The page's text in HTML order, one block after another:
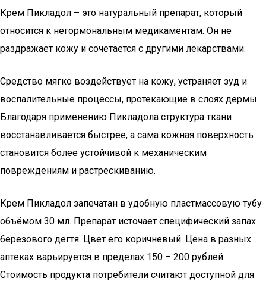
Крем Пикладол – это натуральный препарат, который
относится к негормональным медикаментам. Он не
раздражает кожу и сочетается с другими лекарствами.
Средство мягко воздействует на кожу, устраняет зуд и
воспалительные процессы, протекающие в слоях дермы.
Благодаря применению Пикладола структура ткани
восстанавливается быстрее, а сама кожная поверхность
становится более устойчивой к механическим
повреждениям и растрескиванию.
Крем Пикладол запечатан в удобную пластмассовую тубу
объёмом 30 мл. Препарат источает специфический запах
березового дегтя. Цвет его коричневый. Цена в разных
аптеках варьируется в пределах 150 – 200 рублей.
Стоимость продукта потребители считают доступной для